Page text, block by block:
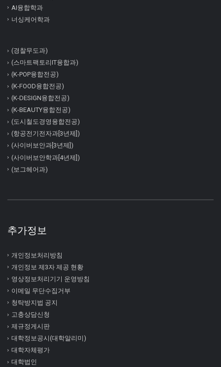
AI융합학과
너싱케어학과
(경찰무도과)
(스마트팩토리IT융합과)
(K-POP융합전공)
(K-FOOD융합전공)
(K-DESIGN융합전공)
(K-BEAUTY융합전공)
(도시철도경영융합전공)
(항공전기전자과[3년제])
(사이버보안과[3년제])
(사이버보안학과[4년제])
(보그헤어과)
추가정보
개인정보처리방침
개인정보 제3자 제공 현황
영상정보처리기기 운영방침
이메일 무단수집거부
청탁방지법 공지
고충상담신청
제규정게시판
대학정보공시(대학알리미)
대학자체평가
대학법인